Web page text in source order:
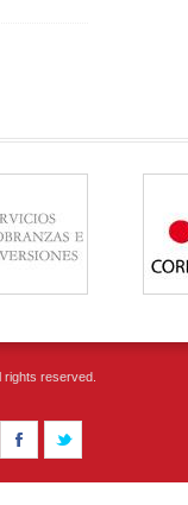
rights reserved.